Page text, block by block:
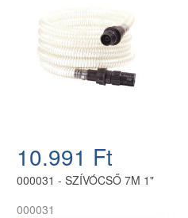
10.991 Ft
000031 - SZÍVÓCSŐ 7M 1"
000031